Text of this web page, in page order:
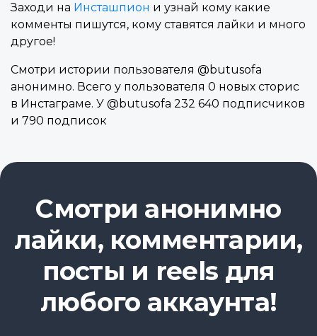
Заходи на Инсташпион и узнай кому какие
комменты пишутся, кому ставятся лайки и много
другое!
Смотри истории пользователя @butusofa
анонимно. Всего у пользователя 0 новых сторис
в Инстаграме. У @butusofa 232 640 подписчиков
и 790 подписок
Смотри анонимно
лайки, комментарии,
посты и reels для
любого аккаунта!